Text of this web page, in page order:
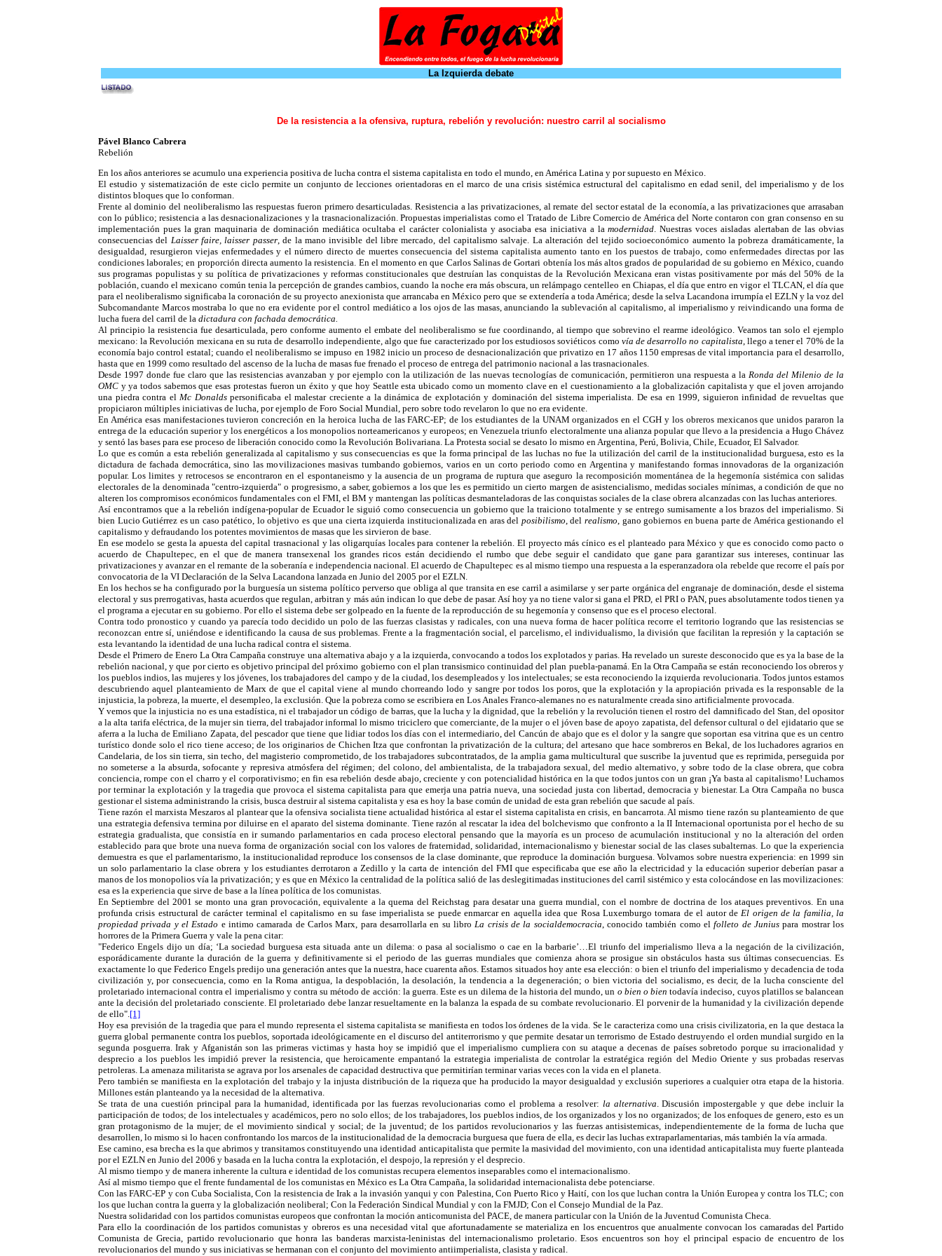
La Izquierda debate
De la resistencia a la ofensiva, ruptura, rebelión y revolución: nuestro carril al socialismo
Pável Blanco Cabrera
Rebelión
En los años anteriores se acumulo una experiencia positiva de lucha contra el sistema capitalista en todo el mundo, en América Latina y por supuesto en México.
El estudio y sistematización de este ciclo permite un conjunto de lecciones orientadoras en el marco de una crisis sistémica estructural del capitalismo en edad senil, del imperialismo y de los
distintos bloques que lo conforman.
Frente al dominio del neoliberalismo las respuestas fueron primero desarticuladas. Resistencia a las privatizaciones, al remate del sector estatal de la economía, a las privatizaciones que arrasaban
con lo público; resistencia a las desnacionalizaciones y la trasnacionalización. Propuestas imperialistas como el Tratado de Libre Comercio de América del Norte contaron con gran consenso en su
implementación pues la gran maquinaria de dominación mediática ocultaba el carácter colonialista y asociaba esa iniciativa a lamodernidad . Nuestras voces aisladas alertaban de las obvias
consecuencias del Laisser faire, laisser passer, de la mano invisible del libre mercado, del capitalismo salvaje. La alteración del tejido socioeconómico aumento la pobreza dramáticamente, la
desigualdad, resurgieron viejas enfermedades y el número directo de muertes consecuencia del sistema capitalista aumento tanto en los puestos de trabajo, como enfermedades directas por las
condiciones laborales; en proporción directa aumento la resistencia. En el momento en que Carlos Salinas de Gortari obtenía los más altos grados de popularidad de su gobierno en México, cuando
sus programas populistas y su política de privatizaciones y reformas constitucionales que destruían las conquistas de la Revolución Mexicana eran vistas positivamente por más del 50% de la
población, cuando el mexicano común tenia la percepción de grandes cambios, cuando la noche era más obscura, un relámpago centelleo en Chiapas, el día que entro en vigor el TLCAN, el día que
para el neoliberalismo significaba la coronación de su proyecto anexionista que arrancaba en México pero que se extendería a toda América; desde la selva Lacandona irrumpía el EZLN y la voz del
Subcomandante Marcos mostraba lo que no era evidente por el control mediático a los ojos de las masas, anunciando la sublevación al capitalismo, al imperialismo y reivindicando una forma de
lucha fuera del carril de la dictadura con fachada democrática.
Al principio la resistencia fue desarticulada, pero conforme aumento el embate del neoliberalismo se fue coordinando, al tiempo que sobrevino el rearme ideológico. Veamos tan solo el ejemplo
mexicano: la Revolución mexicana en su ruta de desarrollo independiente, algo que fue caracterizado por los estudiosos soviéticos como vía de desarrollo no capitalista , llego a tener el 70% de la
economía bajo control estatal; cuando el neoliberalismo se impuso en 1982 inicio un proceso de desnacionalización que privatizo en 17 años 1150 empresas de vital importancia para el desarrollo,
hasta que en 1999 como resultado del ascenso de la lucha de masas fue frenado el proceso de entrega del patrimonio nacional a las trasnacionales.
Desde 1997 donde fue claro que las resistencias avanzaban y por ejemplo con la utilización de las nuevas tecnologías de comunicación, permitieron una respuesta a la Ronda del Milenio de la
OMC y ya todos sabemos que esas protestas fueron un éxito y que hoy Seattle esta ubicado como un momento clave en el cuestionamiento a la globalización capitalista y que el joven arrojando
una piedra contra el Mc Donaldspersonificaba el malestar creciente a la dinámica de explotación y dominación del sistema imperialista. De esa en 1999, siguieron infinidad de revueltas que
propiciaron múltiples iniciativas de lucha, por ejemplo de Foro Social Mundial, pero sobre todo revelaron lo que no era evidente.
En América esas manifestaciones tuvieron concreción en la heroica lucha de las FARC-EP; de los estudiantes de la UNAM organizados en el CGH y los obreros mexicanos que unidos pararon la
entrega de la educación superior y los energéticos a los monopolios norteamericanos y europeos; en Venezuela triunfo electoralmente una alianza popular que llevo a la presidencia a Hugo Chávez
y sentó las bases para ese proceso de liberación conocido como la Revolución Bolivariana. La Protesta social se desato lo mismo en Argentina, Perú, Bolivia, Chile, Ecuador, El Salvador.
Lo que es común a esta rebelión generalizada al capitalismo y sus consecuencias es que la forma principal de las luchas no fue la utilización del carril de la institucionalidad burguesa, esto es la
dictadura de fachada democrática, sino las movilizaciones masivas tumbando gobiernos, varios en un corto periodo como en Argentina y manifestando formas innovadoras de la organización
popular. Los limites y retrocesos se encontraron en el espontaneismo y la ausencia de un programa de ruptura que aseguro la recomposición momentánea de la hegemonía sistémica con salidas
electorales de la denominada "centro-izquierda" o progresismo, a saber, gobiernos a los que les es permitido un cierto margen de asistencialismo, medidas sociales mínimas, a condición de que no
alteren los compromisos económicos fundamentales con el FMI, el BM y mantengan las políticas desmanteladoras de las conquistas sociales de la clase obrera alcanzadas con las luchas anteriores.
Así encontramos que a la rebelión indígena-popular de Ecuador le siguió como consecuencia un gobierno que la traiciono totalmente y se entrego sumisamente a los brazos del imperialismo. Si
bien Lucio Gutiérrez es un caso patético, lo objetivo es que una cierta izquierda institucionalizada en aras del posibilismo , delrealismo , gano gobiernos en buena parte de América gestionando el
capitalismo y defraudando los potentes movimientos de masas que les sirvieron de base.
En ese modelo se gesta la apuesta del capital trasnacional y las oligarquías locales para contener la rebelión. El proyecto más cínico es el planteado para México y que es conocido como pacto o
acuerdo de Chapultepec, en el que de manera transexenal los grandes ricos están decidiendo el rumbo que debe seguir el candidato que gane para garantizar sus intereses, continuar las
privatizaciones y avanzar en el remante de la soberanía e independencia nacional. El acuerdo de Chapultepec es al mismo tiempo una respuesta a la esperanzadora ola rebelde que recorre el país por
convocatoria de la VI Declaración de la Selva Lacandona lanzada en Junio del 2005 por el EZLN.
En los hechos se ha configurado por la burguesía un sistema político perverso que obliga al que transita en ese carril a asimilarse y ser parte orgánica del engranaje de dominación, desde el sistema
electoral y sus prerrogativas, hasta acuerdos que regulan, arbitran y más aún indican lo que debe de pasar. Así hoy ya no tiene valor si gana el PRD, el PRI o PAN, pues absolutamente todos tienen ya
el programa a ejecutar en su gobierno. Por ello el sistema debe ser golpeado en la fuente de la reproducción de su hegemonía y consenso que es el proceso electoral.
Contra todo pronostico y cuando ya parecía todo decidido un polo de las fuerzas clasistas y radicales, con una nueva forma de hacer política recorre el territorio logrando que las resistencias se
reconozcan entre sí, uniéndose e identificando la causa de sus problemas. Frente a la fragmentación social, el parcelismo, el individualismo, la división que facilitan la represión y la captación se
esta levantando la identidad de una lucha radical contra el sistema.
Desde el Primero de Enero La Otra Campaña construye una alternativa abajo y a la izquierda, convocando a todos los explotados y parias. Ha revelado un sureste desconocido que es ya la base de la
rebelión nacional, y que por cierto es objetivo principal del próximo gobierno con el plan transismico continuidad del plan puebla-panamá. En la Otra Campaña se están reconociendo los obreros y
los pueblos indios, las mujeres y los jóvenes, los trabajadores del campo y de la ciudad, los desempleados y los intelectuales; se esta reconociendo la izquierda revolucionaria. Todos juntos estamos
descubriendo aquel planteamiento de Marx de que el capital viene al mundo chorreando lodo y sangre por todos los poros, que la explotación y la apropiación privada es la responsable de la
injusticia, la pobreza, la muerte, el desempleo, la exclusión. Que la pobreza como se escribiera en Los Anales Franco-alemanes no es naturalmente creada sino artificialmente provocada.
Y vemos que la injusticia no es una estadística, ni el trabajador un código de barras, que la lucha y la dignidad, que la rebelión y la revolución tienen el rostro del damnificado del Stan, del opositor
a la alta tarifa eléctrica, de la mujer sin tierra, del trabajador informal lo mismo triciclero que comerciante, de la mujer o el jóven base de apoyo zapatista, del defensor cultural o del ejidatario que se
aferra a la lucha de Emiliano Zapata, del pescador que tiene que lidiar todos los días con el intermediario, del Cancún de abajo que es el dolor y la sangre que soportan esa vitrina que es un centro
turístico donde solo el rico tiene acceso; de los originarios de Chichen Itza que confrontan la privatización de la cultura; del artesano que hace sombreros en Bekal, de los luchadores agrarios en
Candelaria, de los sin tierra, sin techo, del magisterio comprometido, de los trabajadores subcontratados, de la amplia gama multicultural que suscribe la juventud que es reprimida, perseguida por
no someterse a la absurda, sofocante y represiva atmósfera del régimen; del colono, del ambientalista, de la trabajadora sexual, del medio alternativo, y sobre todo de la clase obrera, que cobra
conciencia, rompe con el charro y el corporativismo; en fin esa rebelión desde abajo, creciente y con potencialidad histórica en la que todos juntos con un gran ¡Ya basta al capitalismo! Luchamos
por terminar la explotación y la tragedia que provoca el sistema capitalista para que emerja una patria nueva, una sociedad justa con libertad, democracia y bienestar. La Otra Campaña no busca
gestionar el sistema administrando la crisis, busca destruir al sistema capitalista y esa es hoy la base común de unidad de esta gran rebelión que sacude al país.
Tiene razón el marxista Meszaros al plantear que la ofensiva socialista tiene actualidad histórica al estar el sistema capitalista en crisis, en bancarrota. Al mismo tiene razón su planteamiento de que
una estrategia defensiva termina por diluirse en el aparato del sistema dominante. Tiene razón al rescatar la idea del bolchevismo que confronto a la II Internacional oportunista por el hecho de su
estrategia gradualista, que consistía en ir sumando parlamentarios en cada proceso electoral pensando que la mayoría es un proceso de acumulación institucional y no la alteración del orden
establecido para que brote una nueva forma de organización social con los valores de fraternidad, solidaridad, internacionalismo y bienestar social de las clases subalternas. Lo que la experiencia
demuestra es que el parlamentarismo, la institucionalidad reproduce los consensos de la clase dominante, que reproduce la dominación burguesa. Volvamos sobre nuestra experiencia: en 1999 sin
un solo parlamentario la clase obrera y los estudiantes derrotaron a Zedillo y la carta de intención del FMI que especificaba que ese año la electricidad y la educación superior deberían pasar a
manos de los monopolios vía la privatización; y es que en México la centralidad de la política salió de las deslegitimadas instituciones del carril sistémico y esta colocándose en las movilizaciones:
esa es la experiencia que sirve de base a la línea política de los comunistas.
En Septiembre del 2001 se monto una gran provocación, equivalente a la quema del Reichstag para desatar una guerra mundial, con el nombre de doctrina de los ataques preventivos. En una
profunda crisis estructural de carácter terminal el capitalismo en su fase imperialista se puede enmarcar en aquella idea que Rosa Luxemburgo tomara de el autor de El origen de la familia, la
propiedad privada y el Estado e intimo camarada de Carlos Marx, para desarrollarla en su libro La crisis de la socialdemocracia , conocido también como elfolleto de Junius para mostrar los
horrores de la Primera Guerra y vale la pena citar:
"Federico Engels dijo un día; ‘La sociedad burguesa esta situada ante un dilema: o pasa al socialismo o cae en la barbarie’…El triunfo del imperialismo lleva a la negación de la civilización,
esporádicamente durante la duración de la guerra y definitivamente si el periodo de las guerras mundiales que comienza ahora se prosigue sin obstáculos hasta sus últimas consecuencias. Es
exactamente lo que Federico Engels predijo una generación antes que la nuestra, hace cuarenta años. Estamos situados hoy ante esa elección: o bien el triunfo del imperialismo y decadencia de toda
civilización y, por consecuencia, como en la Roma antigua, la despoblación, la desolación, la tendencia a la degeneración; o bien victoria del socialismo, es decir, de la lucha consciente del
proletariado internacional contra el imperialismo y contra su método de acción: la guerra. Este es un dilema de la historia del mundo, un o bien o bien todavía indeciso, cuyos platillos se balancean
ante la decisión del proletariado consciente. El proletariado debe lanzar resueltamente en la balanza la espada de su combate revolucionario. El porvenir de la humanidad y la civilización depende
de ello". [1]
Hoy esa previsión de la tragedia que para el mundo representa el sistema capitalista se manifiesta en todos los órdenes de la vida. Se le caracteriza como una crisis civilizatoria, en la que destaca la
guerra global permanente contra los pueblos, soportada ideológicamente en el discurso del antiterrorismo y que permite desatar un terrorismo de Estado destruyendo el orden mundial surgido en la
segunda posguerra. Irak y Afganistán son las primeras victimas y hasta hoy se impidió que el imperialismo cumpliera con su ataque a decenas de países sobretodo porque su irracionalidad y
desprecio a los pueblos les impidió prever la resistencia, que heroicamente empantanó la estrategia imperialista de controlar la estratégica región del Medio Oriente y sus probadas reservas
petroleras. La amenaza militarista se agrava por los arsenales de capacidad destructiva que permitirían terminar varias veces con la vida en el planeta.
Pero también se manifiesta en la explotación del trabajo y la injusta distribución de la riqueza que ha producido la mayor desigualdad y exclusión superiores a cualquier otra etapa de la historia.
Millones están planteando ya la necesidad de la alternativa.
Se trata de una cuestión principal para la humanidad, identificada por las fuerzas revolucionarias como el problema a resolver: la alternativa . Discusión impostergable y que debe incluir la
participación de todos; de los intelectuales y académicos, pero no solo ellos; de los trabajadores, los pueblos indios, de los organizados y los no organizados; de los enfoques de genero, esto es un
gran protagonismo de la mujer; de el movimiento sindical y social; de la juventud; de los partidos revolucionarios y las fuerzas antisistemicas, independientemente de la forma de lucha que
desarrollen, lo mismo si lo hacen confrontando los marcos de la institucionalidad de la democracia burguesa que fuera de ella, es decir las luchas extraparlamentarias, más también la vía armada.
Ese camino, esa brecha es la que abrimos y transitamos constituyendo una identidad anticapitalista que permite la masividad del movimiento, con una identidad anticapitalista muy fuerte planteada
por el EZLN en Junio del 2006 y basada en la lucha contra la explotación, el despojo, la represión y el desprecio.
Al mismo tiempo y de manera inherente la cultura e identidad de los comunistas recupera elementos inseparables como el internacionalismo.
Así al mismo tiempo que el frente fundamental de los comunistas en México es La Otra Campaña, la solidaridad internacionalista debe potenciarse.
Con las FARC-EP y con Cuba Socialista, Con la resistencia de Irak a la invasión yanqui y con Palestina, Con Puerto Rico y Haití, con los que luchan contra la Unión Europea y contra los TLC; con
los que luchan contra la guerra y la globalización neoliberal; Con la Federación Sindical Mundial y con la FMJD; Con el Consejo Mundial de la Paz.
Nuestra solidaridad con los partidos comunistas europeos que confrontan la moción anticomunista del PACE, de manera particular con la Unión de la Juventud Comunista Checa.
Para ello la coordinación de los partidos comunistas y obreros es una necesidad vital que afortunadamente se materializa en los encuentros que anualmente convocan los camaradas del Partido
Comunista de Grecia, partido revolucionario que honra las banderas marxista-leninistas del internacionalismo proletario. Esos encuentros son hoy el principal espacio de encuentro de los
revolucionarios del mundo y sus iniciativas se hermanan con el conjunto del movimiento antiimperialista, clasista y radical.